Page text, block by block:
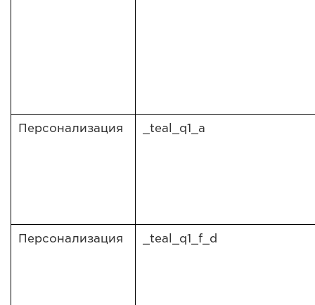
Персонализация _teal_q1_a­
Персонализация _teal_q1_f_d